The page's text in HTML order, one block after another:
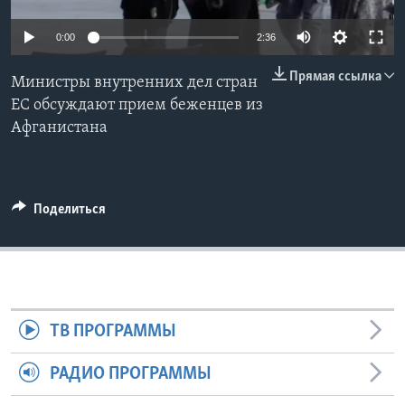
Learning English
СОЦИАЛЬНЫЕ СЕТИ
0:00 2:36
Прямая ссылка
Министры внутренних дел стран
ЕС обсуждают прием беженцев из
Афганистана
Поделиться
ТВ ПРОГРАММЫ
РАДИО ПРОГРАММЫ